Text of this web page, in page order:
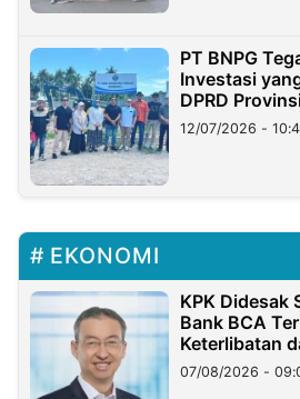
PT BNPG
Investasi
DPRD
12/07/2026 -
EKONOMI
KPK Didesak
Bank BCA
Keterlibatan
Hilangnya
Miliar
07/08/2026 -